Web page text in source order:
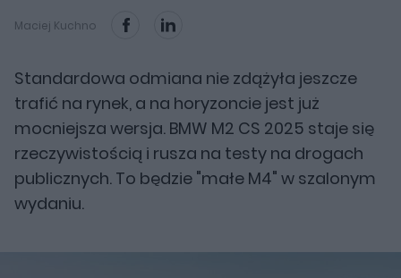
Maciej Kuchno
Standardowa odmiana nie zdążyła jeszcze
trafić na rynek, a na horyzoncie jest już
mocniejsza wersja. BMW M2 CS 2025 staje się
rzeczywistością i rusza na testy na drogach
publicznych. To będzie "małe M4" w szalonym
wydaniu.